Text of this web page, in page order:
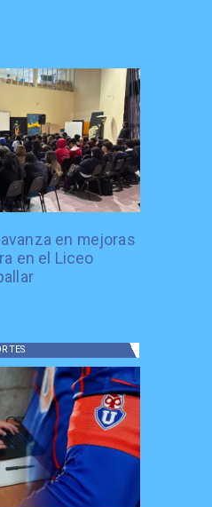
en mejoras
en el Liceo